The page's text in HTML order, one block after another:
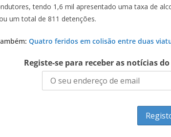
tendo 1,6 mil apresentado uma taxa de
um total de 811 detenções.
Quatro feridos em colisão entre duas
Registe-se para receber as notícias